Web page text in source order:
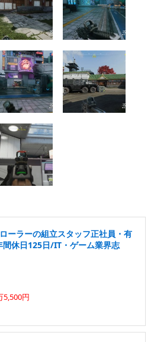
ーラーの組立スタッフ正社員・有
休日125日/IT・ゲーム業界志
5,500円